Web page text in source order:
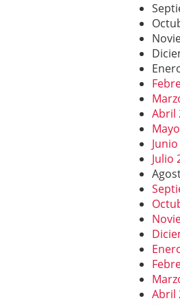
Abril
Julio
Abril